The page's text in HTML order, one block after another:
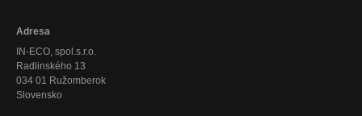
Adresa
IN-ECO, spol.s.r.o.
Radlinského 13
034 01 Ružomberok
Slovensko